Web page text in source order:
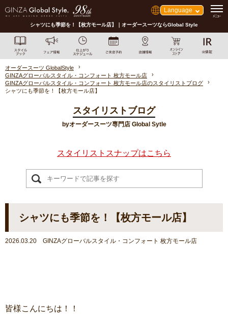
Language
シャツにも季節を！【枚方モール店】｜オーダースーツならGlobal Style
オーダースーツ GlobalStyle
GINZAグローバルスタイル・コンフォート 枚方モール店
GINZAグローバルスタイル・コンフォート 枚方モール店のスタイリストブログ
シャツにも季節を！【枚方モール店】
スタイリストブログ
byオーダースーツ専門店 Global Sytle
スタイリストスナップはこちら
シャツにも季節を！【枚方モール店】
2026.03.20 GINZAグローバルスタイル・コンフォート 枚方モール店
皆様こんにちは！！